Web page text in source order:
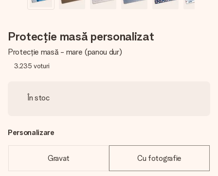
Protecție masă personalizat
Protecție masă - mare (panou dur)
3,235 voturi
În stoc
Personalizare
Gravat Cu fotografie